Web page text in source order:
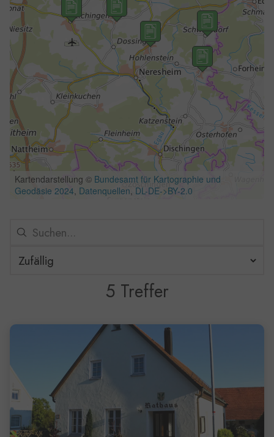
5 Treffer
5 Ergebnisse gefunden